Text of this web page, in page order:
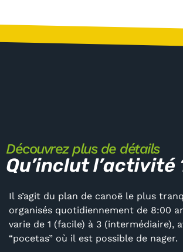
Découvrez plus de détails
Qu’inclut l’activité
Il s’agit du plan de canoë le plus
organisés quotidiennement de 8:00
varie de 1 (facile) à 3 (intermédiaire),
“pocetas” où il est possible de nager.